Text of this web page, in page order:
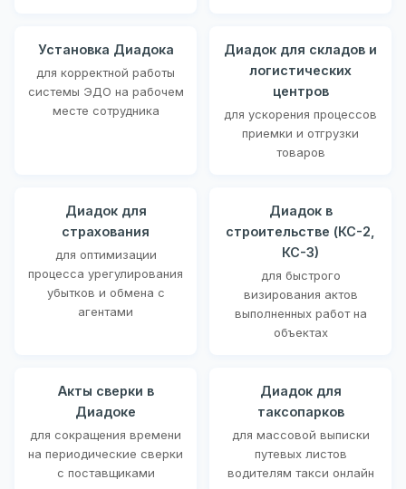
Установка Диадока
для корректной работы
системы ЭДО на рабочем
месте сотрудника
Диадок для складов и
логистических
центров
для ускорения процессов
приемки и отгрузки
товаров
Диадок для
страхования
для оптимизации
процесса урегулирования
убытков и обмена с
агентами
Диадок в
строительстве (КС-2,
КС-3)
для быстрого
визирования актов
выполненных работ на
объектах
Акты сверки в
Диадоке
для сокращения времени
на периодические сверки
с поставщиками
Диадок для
таксопарков
для массовой выписки
путевых листов
водителям такси онлайн